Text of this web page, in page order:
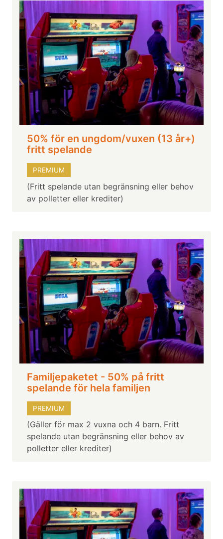
50% för en ungdom/vuxen (13 år+)
fritt spelande
PREMIUM
(Fritt spelande utan begränsning eller behov
av polletter eller krediter)
Familjepaketet - 50% på fritt
spelande för hela familjen
PREMIUM
(Gäller för max 2 vuxna och 4 barn. Fritt
spelande utan begränsning eller behov av
polletter eller krediter)